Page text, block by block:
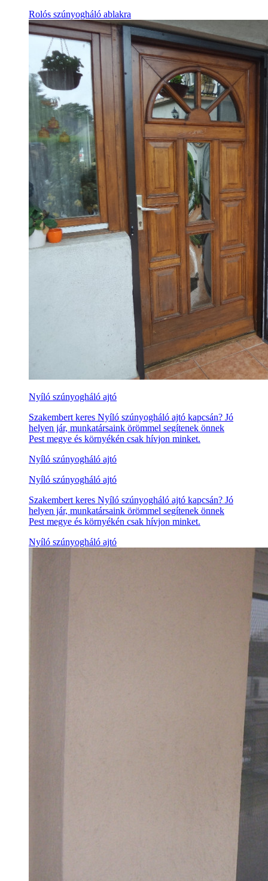
Rolós szúnyogháló ablakra
Nyíló szúnyogháló ajtó
Szakembert keres Nyíló szúnyogháló ajtó kapcsán? Jó
helyen jár, munkatársaink örömmel segítenek önnek
Pest megye és környékén csak hívjon minket.
Nyíló szúnyogháló ajtó
Nyíló szúnyogháló ajtó
Szakembert keres Nyíló szúnyogháló ajtó kapcsán? Jó
helyen jár, munkatársaink örömmel segítenek önnek
Pest megye és környékén csak hívjon minket.
Nyíló szúnyogháló ajtó